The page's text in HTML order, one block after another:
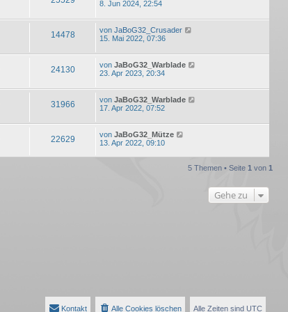
8. Jun 2024, 22:54
14478 von JaBoG32_Crusader
15. Mai 2022, 07:36
24130 von JaBoG32_Warblade
23. Apr 2023, 20:34
31966 von JaBoG32_Warblade
17. Apr 2022, 07:52
22629 von JaBoG32_Mütze
13. Apr 2022, 09:10
5 Themen • Seite 1 von 1
Gehe zu
Alle Zeiten sind UTC
Alle Cookies löschen
Kontakt